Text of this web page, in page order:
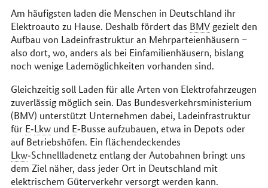
Am häufigsten laden die Menschen in Deutschland ihr
Elektroauto zu Hause. Deshalb fördert das BMVgezielt den
Aufbau von Ladeinfrastruktur an Mehrparteienhäusern –
also dort, wo, anders als bei Einfamilienhäusern, bislang
noch wenige Lademöglichkeiten vorhanden sind.
Gleichzeitig soll Laden für alle Arten von Elektrofahrzeugen
zuverlässig möglich sein. Das Bundesverkehrsministerium
(BMV) unterstützt Unternehmen dabei, Ladeinfrastruktur
für E‑Lkwund E‑Busse aufzubauen, etwa in Depots oder
auf Betriebshöfen. Ein flächendeckendes
Lkw‑Schnellladenetz entlang der Autobahnen bringt uns
dem Ziel näher, dass jeder Ort in Deutschland mit
elektrischem Güterverkehr versorgt werden kann.